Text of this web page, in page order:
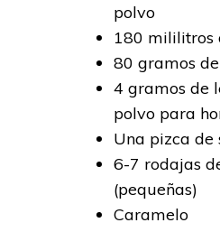
polvo
180 mililitros
80 gramos
4 gramos de
polvo para
Una pizca de
6-7 rodajas
(pequeñas)
Caramelo